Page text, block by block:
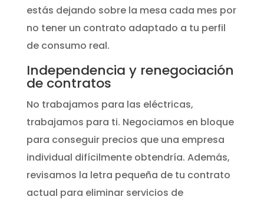
estás dejando sobre la mesa cada mes por
no tener un contrato adaptado a tu perfil
de consumo real.
Independencia y renegociación
de contratos
No trabajamos para las eléctricas,
trabajamos para ti. Negociamos en bloque
para conseguir precios que una empresa
individual difícilmente obtendría. Además,
revisamos la letra pequeña de tu contrato
actual para eliminar servicios de